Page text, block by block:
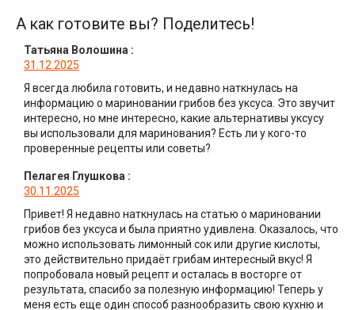
А как готовите вы? Поделитесь!
Татьяна Волошина :
31.12.2025
Я всегда любила готовить, и недавно наткнулась на
информацию о мариновании грибов без уксуса. Это звучит
интересно, но мне интересно, какие альтернативы уксусу
вы использовали для маринования? Есть ли у кого-то
проверенные рецепты или советы?
Пелагея Глушкова :
30.11.2025
Привет! Я недавно наткнулась на статью о мариновании
грибов без уксуса и была приятно удивлена. Оказалось, что
можно использовать лимонный сок или другие кислоты,
это действительно придаёт грибам интересный вкус! Я
попробовала новый рецепт и осталась в восторге от
результата, спасибо за полезную информацию! Теперь у
меня есть еще один способ разнообразить свою кухню и